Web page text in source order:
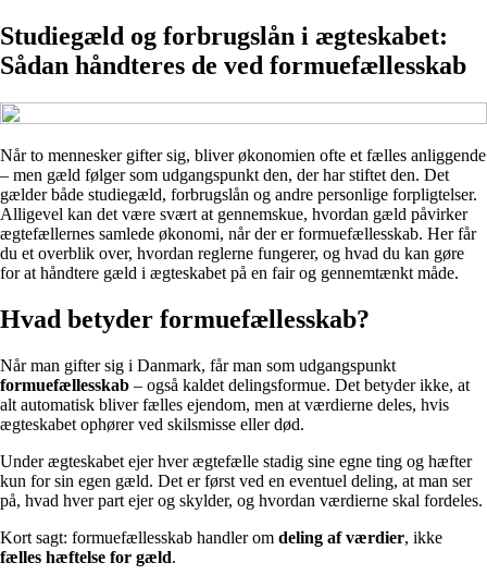
Studiegæld og forbrugslån i ægteskabet:
Sådan håndteres de ved formuefællesskab
Når to mennesker gifter sig, bliver økonomien ofte et fælles anliggende
– men gæld følger som udgangspunkt den, der har stiftet den. Det
gælder både studiegæld, forbrugslån og andre personlige forpligtelser.
Alligevel kan det være svært at gennemskue, hvordan gæld påvirker
ægtefællernes samlede økonomi, når der er formuefællesskab. Her får
du et overblik over, hvordan reglerne fungerer, og hvad du kan gøre
for at håndtere gæld i ægteskabet på en fair og gennemtænkt måde.
Hvad betyder formuefællesskab?
Når man gifter sig i Danmark, får man som udgangspunkt
formuefællesskab – også kaldet delingsformue. Det betyder ikke, at
alt automatisk bliver fælles ejendom, men at værdierne deles, hvis
ægteskabet ophører ved skilsmisse eller død.
Under ægteskabet ejer hver ægtefælle stadig sine egne ting og hæfter
kun for sin egen gæld. Det er først ved en eventuel deling, at man ser
på, hvad hver part ejer og skylder, og hvordan værdierne skal fordeles.
Kort sagt: formuefællesskab handler om deling af værdier, ikke
fælles hæftelse for gæld.